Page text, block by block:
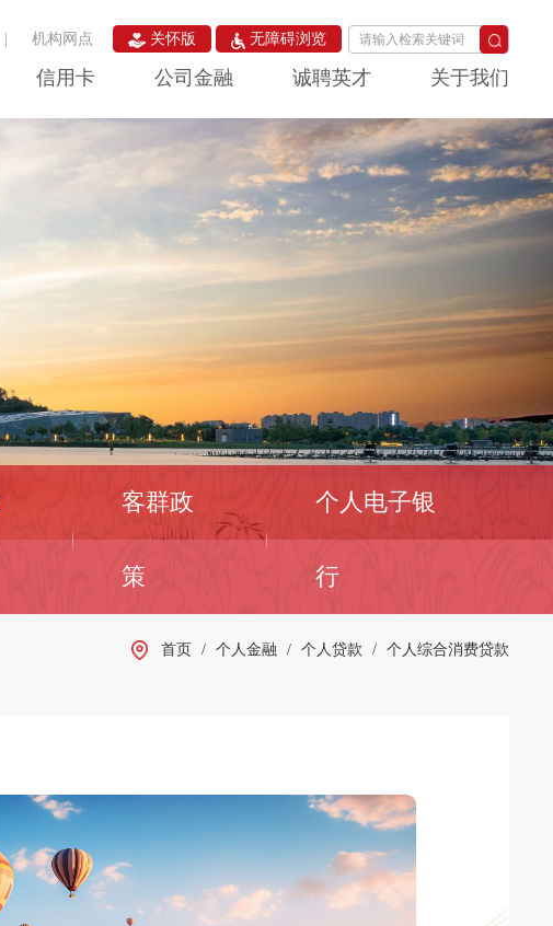
| 机构网点 关怀版 无障碍浏览
信用卡 公司金融 诚聘英才 关于我们
客群政
策
个人电子银
行
首页 / 个人金融 / 个人贷款 / 个人综合消费贷款